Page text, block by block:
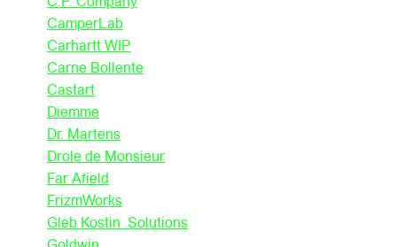
C.P. Company
CamperLab
Carhartt WIP
Carne Bollente
Castart
Diemme
Dr. Martens
Drole de Monsieur
Far Afield
FrizmWorks
Gleb Kostin .Solutions